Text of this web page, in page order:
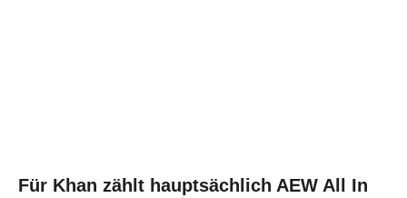
Für Khan zählt hauptsächlich AEW All In